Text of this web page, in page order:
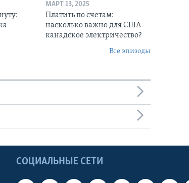
МАРТ 13, 2025
Платить по счетам:
насколько важно для США
канадское электричество?
Все эпизоды
СОЦИАЛЬНЫЕ СЕТИ